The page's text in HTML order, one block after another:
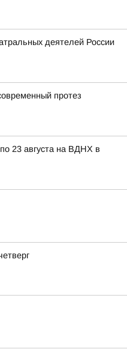
деятелей России
протез
23 августа на ВДНХ в